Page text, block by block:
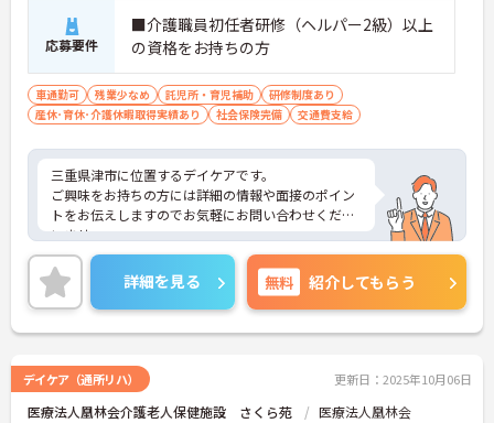
応募要件
■介護職員初任者研修（ヘルパー2級）以上
の資格をお持ちの方
車通勤可 残業少なめ 託児所・育児補助
研修制度あり
産休･育休･介護休暇取得実績あり
社会保険完備 交通費支給
三重県津市に位置するデイケアです。
ご興味をお持ちの方には詳細の情報や面接のポイン
トをお伝えしますのでお気軽にお問い合わせくださ
いませ。
詳細を見る 無料 紹介してもらう
デイケア（通所リハ） 更新日：2025年10月06日
医療法人凰林会介護老人保健施設 さくら苑 医療法人凰林会